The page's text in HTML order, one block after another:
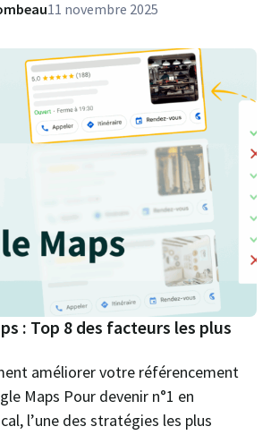
11 novembre 2025
: Top 8 des facteurs les plus
améliorer votre référencement
Maps Pour devenir n°1 en
l’une des stratégies les plus